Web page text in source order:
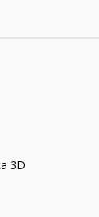
3D